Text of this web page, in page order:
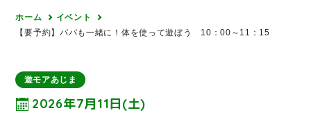
ホーム
イベント
【要予約】パパも一緒に！体を使って遊ぼう 10：00～11：15
遊モアあじま
2026年7月11日(土)